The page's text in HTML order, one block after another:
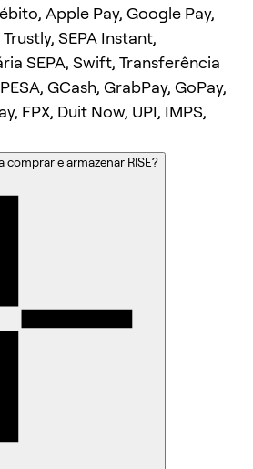
Apple Pay, Google Pay,
SEPA Instant,
SEPA, Swift, Transferência
GCash, GrabPay, GoPay,
FPX, Duit Now, UPI, IMPS,
comprar e armazenar RISE?